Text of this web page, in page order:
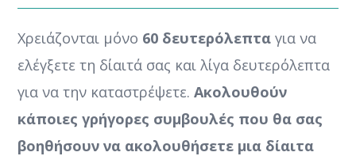
Χρειάζονται μόνο 60 δευτερόλεπτα για να
ελέγξετε τη δίαιτά σας και λίγα δευτερόλεπτα
για να την καταστρέψετε.Ακολουθούν
κάποιες γρήγορες συμβουλές που θα σας
βοηθήσουν να ακολουθήσετε μια δίαιτα